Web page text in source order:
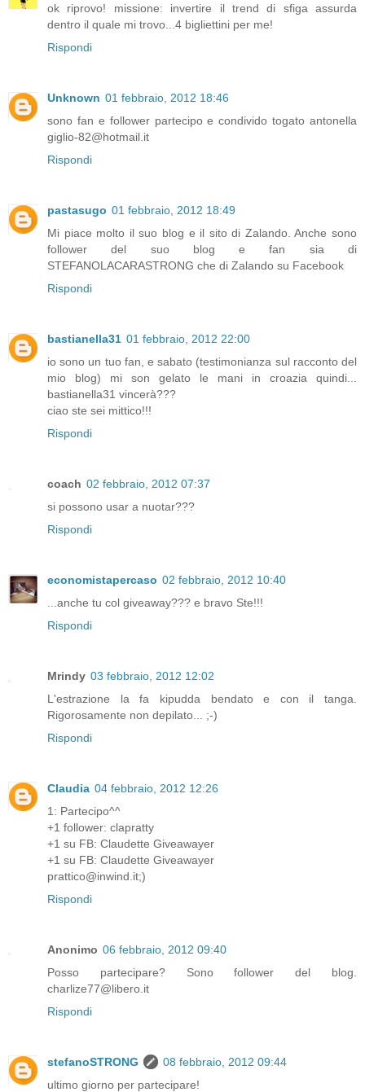
ok riprovo! missione: invertire il trend di sfiga assurda
dentro il quale mi trovo...4 bigliettini per me!
Rispondi
Unknown 01 febbraio, 2012 18:46
sono fan e follower partecipo e condivido togato antonella
giglio-82@hotmail.it
Rispondi
pastasugo 01 febbraio, 2012 18:49
Mi piace molto il suo blog e il sito di Zalando. Anche sono
follower del suo blog e fan sia di
STEFANOLACARASTRONG che di Zalando su Facebook
Rispondi
bastianella31 01 febbraio, 2012 22:00
io sono un tuo fan, e sabato (testimonianza sul racconto del
mio blog) mi son gelato le mani in croazia quindi...
bastianella31 vincerà???
ciao ste sei mittico!!!
Rispondi
coach 02 febbraio, 2012 07:37
si possono usar a nuotar???
Rispondi
economistapercaso 02 febbraio, 2012 10:40
...anche tu col giveaway??? e bravo Ste!!!
Rispondi
Mrindy 03 febbraio, 2012 12:02
L'estrazione la fa kipudda bendato e con il tanga.
Rigorosamente non depilato... ;-)
Rispondi
Claudia 04 febbraio, 2012 12:26
1: Partecipo^^
+1 follower: clapratty
+1 su FB: Claudette Giveawayer
+1 su FB: Claudette Giveawayer
prattico@inwind.it;)
Rispondi
Anonimo 06 febbraio, 2012 09:40
Posso partecipare? Sono follower del blog.
charlize77@libero.it
Rispondi
stefanoSTRONG
08 febbraio, 2012 09:44
ultimo giorno per partecipare!